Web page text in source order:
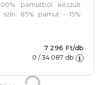
pamutból készült
85% pamut - 15%
7 296 Ft/db
0 /34 087 db